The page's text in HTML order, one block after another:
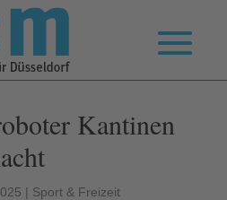
Kantinen
| Sport & Freizeit